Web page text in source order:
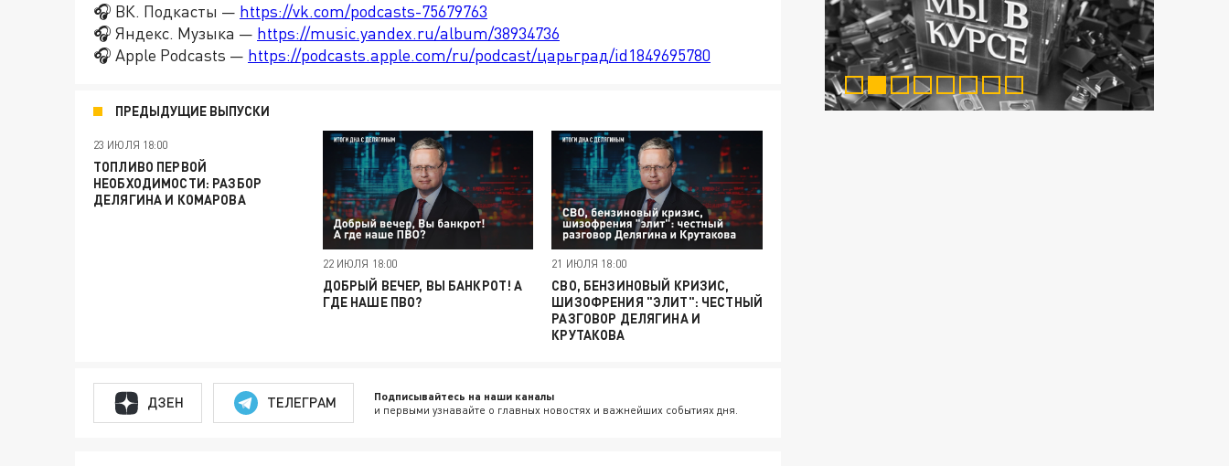
🎧 ВК. Подкасты — https://vk.com/podcasts-75679763
🎧 Яндекс. Музыка — https://music.yandex.ru/album/38934736
🎧 Apple Podcasts — https://podcasts.apple.com/ru/podcast/царьград/id1849695780
ПРЕДЫДУЩИЕ ВЫПУСКИ
23 ИЮЛЯ 18:00
ТОПЛИВО ПЕРВОЙ
НЕОБХОДИМОСТИ: РАЗБОР
ДЕЛЯГИНА И КОМАРОВА
22 ИЮЛЯ 18:00
ДОБРЫЙ ВЕЧЕР, ВЫ БАНКРОТ! А
ГДЕ НАШЕ ПВО?
21 ИЮЛЯ 18:00
СВО, БЕНЗИНОВЫЙ КРИЗИС,
ШИЗОФРЕНИЯ "ЭЛИТ": ЧЕСТНЫЙ
РАЗГОВОР ДЕЛЯГИНА И
КРУТАКОВА
ДЗЕН ТЕЛЕГРАМ Подписывайтесь на наши каналы
и первыми узнавайте о главных новостях и важнейших событиях дня.